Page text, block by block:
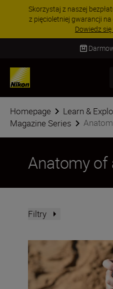
PROMOCJA NA
wybranych
zestaw już
Dostawa od 2
Homepage Learn &
Magazine Series
Anatomy of
Filtry
The all-new NIKKOR Z